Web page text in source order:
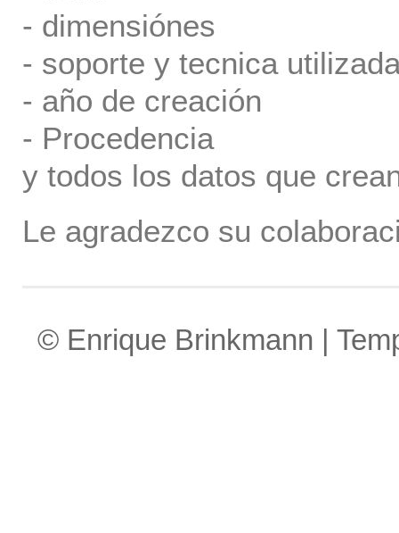
- dimensiónes
- soporte y tecnica
- año de creación
- Procedencia
y todos los datos que
Le agradezco su
© Enrique Brinkmann |